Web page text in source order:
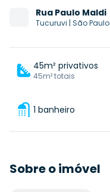
Rua Paulo Maldi
Tucuruvi | São Paulo
45m² privativos
45m² totais
1 banheiro
Sobre o imóvel